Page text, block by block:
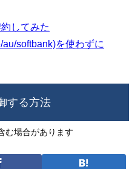
してみた
softbank)を使わずに
する方法
む場合があります